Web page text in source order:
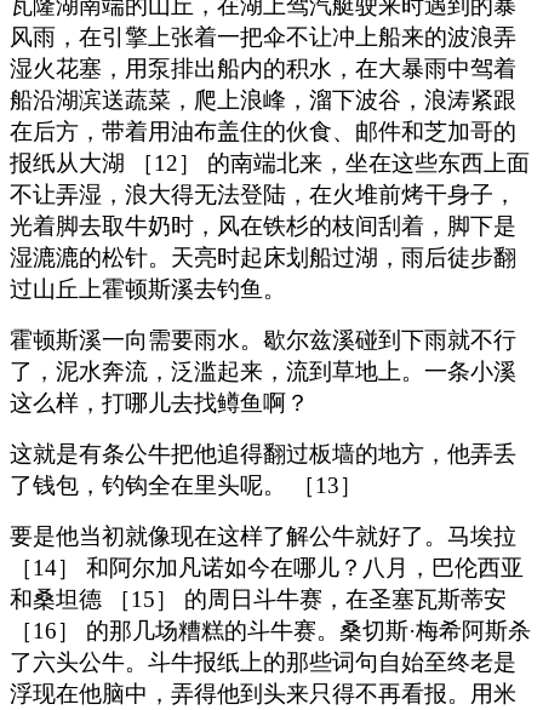
瓦隆湖南端的山丘，在湖上驾汽艇驶来时遇到的暴
风雨，在引擎上张着一把伞不让冲上船来的波浪弄
湿火花塞，用泵排出船内的积水，在大暴雨中驾着
船沿湖滨送蔬菜，爬上浪峰，溜下波谷，浪涛紧跟
在后方，带着用油布盖住的伙食、邮件和芝加哥的
报纸从大湖 ［12］ 的南端北来，坐在这些东西上面
不让弄湿，浪大得无法登陆，在火堆前烤干身子，
光着脚去取牛奶时，风在铁杉的枝间刮着，脚下是
湿漉漉的松针。天亮时起床划船过湖，雨后徒步翻
过山丘上霍顿斯溪去钓鱼。
霍顿斯溪一向需要雨水。歇尔兹溪碰到下雨就不行
了，泥水奔流，泛滥起来，流到草地上。一条小溪
这么样，打哪儿去找鳟鱼啊？
这就是有条公牛把他追得翻过板墙的地方，他弄丢
了钱包，钓钩全在里头呢。 ［13］
要是他当初就像现在这样了解公牛就好了。马埃拉
［14］ 和阿尔加凡诺如今在哪儿？八月，巴伦西亚
和桑坦德 ［15］ 的周日斗牛赛，在圣塞瓦斯蒂安
［16］ 的那几场糟糕的斗牛赛。桑切斯·梅希阿斯杀
了六头公牛。斗牛报纸上的那些词句自始至终老是
浮现在他脑中，弄得他到头来只得不再看报。用米